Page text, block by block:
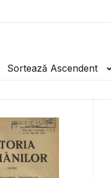
Sortează Ascendent